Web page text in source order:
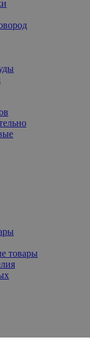
товары